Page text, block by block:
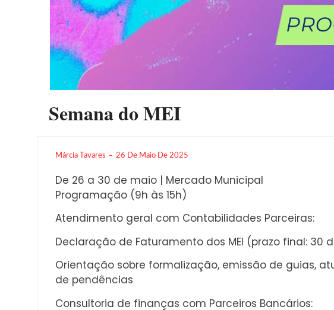
Semana do MEI
Márcia Tavares 26 De Maio De 2025
De 26 a 30 de maio | Mercado Municipal
Programação (9h às 15h)
Atendimento geral com Contabilidades Parceiras:
Declaração de Faturamento dos MEI (prazo final: 30
Orientação sobre formalização, emissão de guias,
de pendências
Consultoria de finanças com Parceiros Bancários: